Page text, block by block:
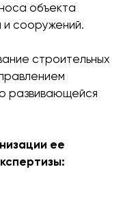
объекта
и сооружений.
строительных
развивающейся
ее